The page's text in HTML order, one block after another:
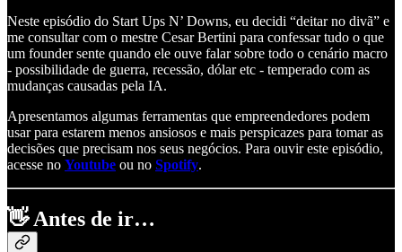
Neste episódio do Start Ups N’ Downs, eu decidi “deitar no divã” e
me consultar com o mestre Cesar Bertini para confessar tudo o que
um founder sente quando ele ouve falar sobre todo o cenário macro
- possibilidade de guerra, recessão, dólar etc - temperado com as
mudanças causadas pela IA.
Apresentamos algumas ferramentas que empreendedores podem
usar para estarem menos ansiosos e mais perspicazes para tomar as
decisões que precisam nos seus negócios. Para ouvir este episódio,
acesse no Youtube ou no Spotify.
👋Antes de ir…